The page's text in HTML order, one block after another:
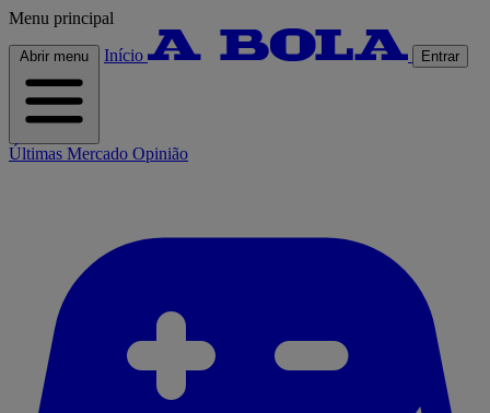
Menu principal
Abrir menu Início Entrar
Últimas Mercado Opinião